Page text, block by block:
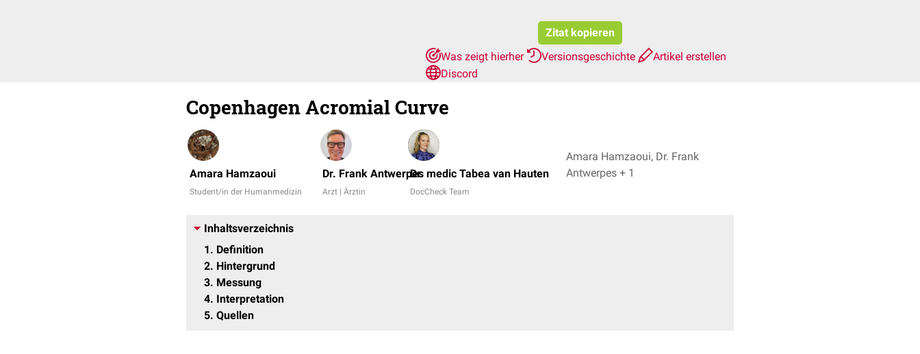
Zitat kopieren
Was zeigt hierher
Versionsgeschichte
Artikel erstellen
Discord
Copenhagen Acromial Curve
Amara Hamzaoui
Student/in der Humanmedizin
Dr. Frank Antwerpes
Arzt | Ärztin
Dr. medic Tabea van Hauten
DocCheck Team
Amara Hamzaoui, Dr. Frank
Antwerpes + 1
Inhaltsverzeichnis
1
Definition
2 Hintergrund
3 Messung
4 Interpretation
5 Quellen